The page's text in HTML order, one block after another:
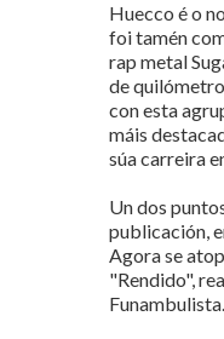
Huecco é o
foi tamén
rap metal
de
con esta
máis
súa carreira
Un dos
publicación,
Agora se
"Rendido",
Funambulista.